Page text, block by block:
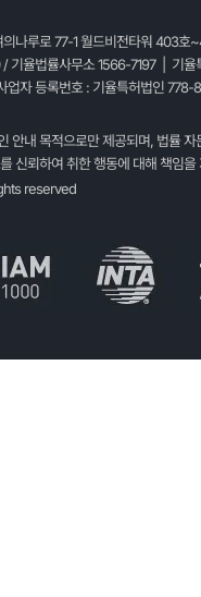
나루로 77-1 월드비전타워 403
/ 기율법률사무소 1566-7197 |
자 등록번호 : 기율특허법인
안내 목적으로만 제공되며, 법률
신뢰하여 취한 행동에 대해 책임
reserved